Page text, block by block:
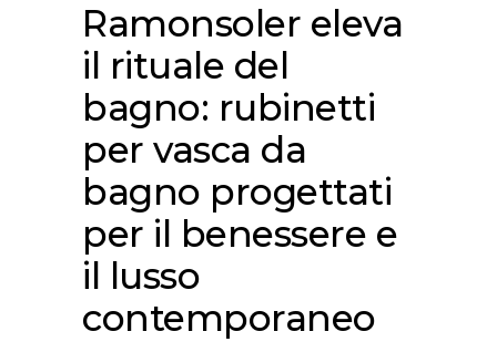
Ramonsoler eleva
il rituale del
bagno: rubinetti
per vasca da
bagno progettati
per il benessere e
il lusso
contemporaneo